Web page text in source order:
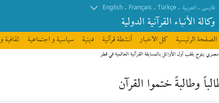
فارسی . العربیة .
Türkçe
.
Français
.
English
وکالة الأنباء القرآنیة الدولیة
الصفحة الرئیسیة كل الاخبار أنشطة قرآنیة دينية سیاسیة و اجتماعیة ثقافیة
مصري يتوج بلقب أول الأوائل بالمسابقة القرآنية العالمية في قطر